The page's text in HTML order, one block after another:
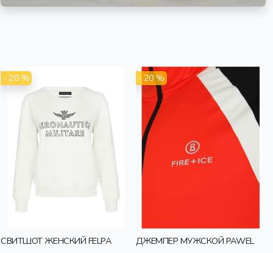
- 20 %
СВИТШОТ ЖЕНСКИЙ FELPA
- 20 %
ДЖЕМПЕР МУЖСКОЙ PAWEL